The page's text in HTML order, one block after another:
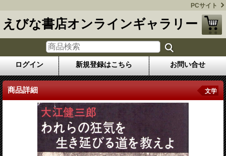
PCサイト
えびな書店オンラインギャラリー
ログイン 新規登録はこちら お問い合せ
商品詳細 文学